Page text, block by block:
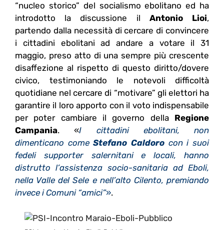
“nucleo storico” del socialismo ebolitano ed ha
introdotto la discussione il Antonio Lioi,
partendo dalla necessità di cercare di convincere
i cittadini ebolitani ad andare a votare il 31
maggio, preso atto di una sempre più crescente
disaffezione al rispetto di questo diritto/dovere
civico, testimoniando le notevoli difficoltà
quotidiane nel cercare di “motivare” gli elettori ha
garantire il loro apporto con il voto indispensabile
per poter cambiare il governo della Regione
Campania. «I cittadini ebolitani, non
dimenticano comeStefano Caldoro con i suoi
fedeli supporter salernitani e locali, hanno
distrutto l’assistenza socio-sanitaria ad Eboli,
nella Valle del Sele e nell’alto Cilento, premiando
invece i Comuni “amici”».